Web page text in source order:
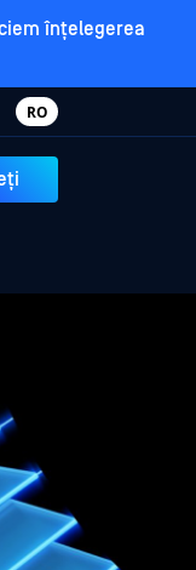
înțelegerea
RO